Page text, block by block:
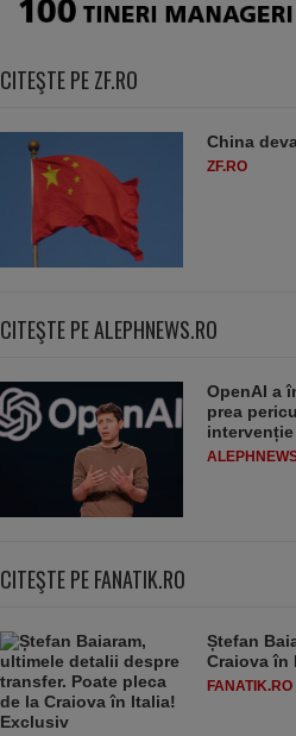
CITEŞTE PE ZF.RO
China
ZF.RO
CITEŞTE PE ALEPHNEWS.RO
OpenAI a
prea
CITEŞTE PE FANATIK.RO
Ștefan
Craiova în
FANATIK.RO